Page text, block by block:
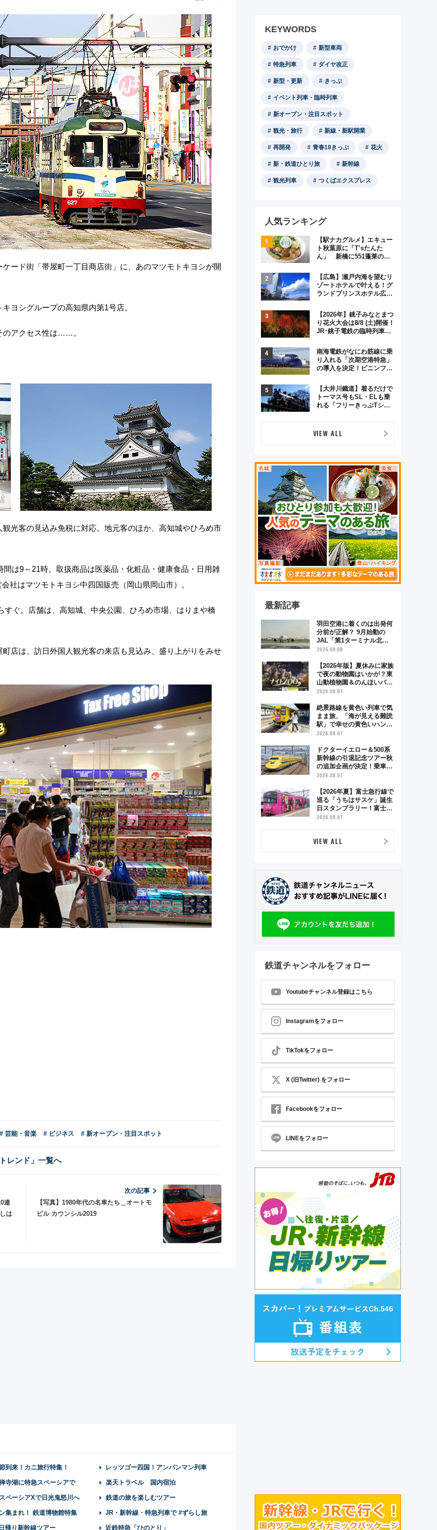
ード街「帯屋町一丁目商店街」に、あのマツモトキヨシが開
ヨシグループの高知県内第1号店。
のアクセス性は……。
光客の見込み免税に対応。地元客のほか、高知城やひろめ市
は9～21時。取扱商品は医薬品・化粧品・健康食品・日用雑
社はマツモトキヨシ中四国販売（岡山県岡山市）。
ぐ。店舗は、高知城、中央公園、ひろめ市場、はりまや橋
店は、訪日外国人観光客の来店も見込み、盛り上がりをみせ
# 芸能・音楽 # ビジネス # 新オープン・注目スポット
レンド」一覧へ
連
は
次の記事
【写真】1980年代の名車たち＿オートモ
ビル カウンシル2019
到来！カニ旅行特集！ レッツゴー四国！アンパンマン列車
寺湖に特急スペーシアで 楽天トラベル 国内宿泊
ペーシアXで日光鬼怒川へ 鉄道の旅を楽しむツアー
集まれ！ 鉄道博物館特集 JR・新幹線・特急列車で #ずらし旅
帰り新幹線ツアー 近鉄特急「ひのとり」
KEYWORDS
おでかけ 新型車両
特急列車 ダイヤ改正
新型・更新 きっぷ
イベント列車・臨時列車
新オープン・注目スポット
観光・旅行 新線・新駅開業
再開発 青春18きっぷ 花火
新・鉄道ひとり旅 新幹線
観光列車 つくばエクスプレス
人気ランキング
【駅ナカグルメ】エキュー
ト秋葉原に「T’sたんた
ん」 新橋に551蓬莱の
オムライス専門店「肉とた
まご」新グルメ続々登場！
【2026年8月】
【広島】瀬戸内海を望むリ
ゾートホテルで叶える！グ
ランドプリンスホテル広島
ジュアルパーティープラン
【2026年】銚子みなとまつ
り花火大会は8/8 (土)開催！
JR･銚子電鉄の臨時列車や
く8,000発の大迫力＆屋台
を満喫
南海電鉄がなにわ筋線に乗
り入れる「次期空港特急」
の導入を決定！ピニンファ
デザイン
【大井川鐵道】着るだけで
トーマス号もSL・ELも乗
れる「フリーきっぷTシャ
VIEW ALL
最新記事
羽田空港に着くのは出発何
分前が正解？ 9月始動の
JAL「第1ターミナル北側
サテライト」は徒歩1キロ
点まとめ
2026.08.08
【2026年版】夏休みに家族
で夜の動物園はいかが？東
山動植物園＆のんほいパー
ク「ナイトZOO」開催情報
2026.08.07
絶景路線を黄色い列車で気
まま旅、「海が見える難読
駅」で幸せの黄色いハンカ
チに願いを 「新・鉄道ひ
「島原鉄道」
2026.08.07
ドクターイエロー＆500系
新幹線の引退記念ツアー秋
の追加企画が決定！乗車体
験やグッズ・ホテル情報ま
2026.08.07
【2026年夏】富士急行線で
巡る「うちはサスケ」誕生
日スタンプラリー！富士急
ハイランド限定グルメ＆グ
2026.08.07
VIEW ALL
鉄道チャンネルをフォロー
Youtubeチャンネル登録はこちら
Instagramをフォロー
TikTokをフォロー
X (旧Twitter) をフォロー
Facebookをフォロー
LINEをフォロー